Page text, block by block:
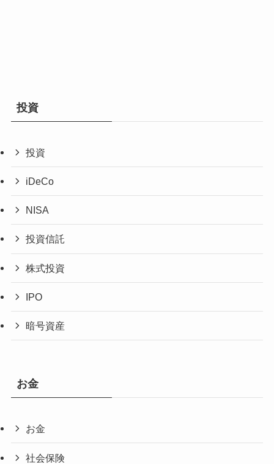
投資
投資
iDeCo
NISA
投資信託
株式投資
IPO
暗号資産
お金
お金
社会保険